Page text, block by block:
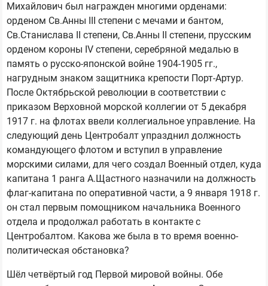
Михайлович был награжден многими орденами:
орденом Св.Анны III степени с мечами и бантом,
Св.Станислава II степени, Св.Анны II степени, прусским
орденом короны IV степени, серебряной медалью в
память о русско-японской войне 1904-1905 гг.,
нагрудным знаком защитника крепости Порт-Артур.
После Октябрьской революции в соответствии с
приказом Верховной морской коллегии от 5 декабря
1917 г. на флотах ввели коллегиальное управление. На
следующий день Центробалт упразднил должность
командующего флотом и вступил в управление
морскими силами, для чего создал Военный отдел, куда
капитана 1 ранга А.Щастного назначили на должность
флаг-капитана по оперативной части, а 9 января 1918 г.
он стал первым помощником начальника Военного
отдела и продолжал работать в контакте с
Центробалтом. Какова же была в то время военно-
политическая обстановка?
Шёл четвёртый год Первой мировой войны. Обе